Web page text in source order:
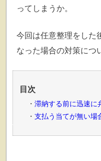
ってしまうか。
今回は任意整理をした
なった場合の対策につ
目次
滞納する前に迅速に
支払う当てが無い場